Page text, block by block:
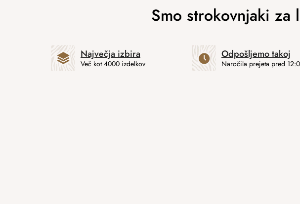
Največja izbira
Več kot 4000 izdelkov
Odpošljemo takoj
Naročila prejeta pred